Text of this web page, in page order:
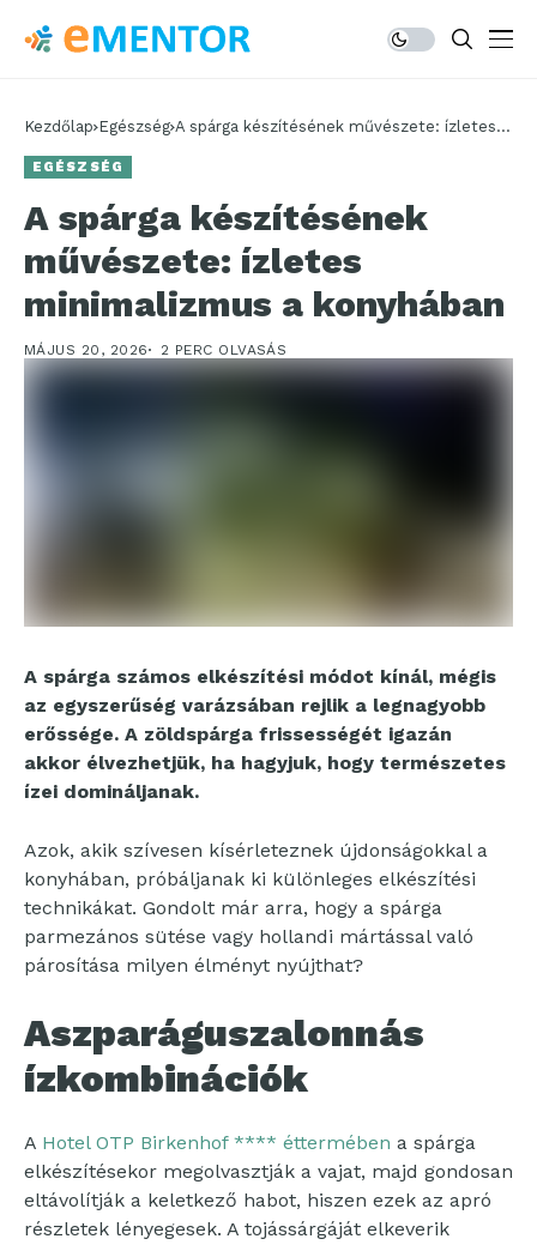
Kezdőlap Egészség A spárga készítésének művészete: ízletes
EGÉSZSÉG
A spárga készítésének
művészete: ízletes
minimalizmus a konyhában
MÁJUS 20, 2026 2 PERC OLVASÁS
A spárga számos elkészítési módot kínál, mégis
az egyszerűség varázsában rejlik a legnagyobb
erőssége. A zöldspárga frissességét igazán
akkor élvezhetjük, ha hagyjuk, hogy természetes
ízei domináljanak.
Azok, akik szívesen kísérleteznek újdonságokkal a
konyhában, próbáljanak ki különleges elkészítési
technikákat. Gondolt már arra, hogy a spárga
parmezános sütése vagy hollandi mártással való
párosítása milyen élményt nyújthat?
Aszparáguszalonnás
ízkombinációk
A Hotel OTP Birkenhof **** éttermében a spárga
elkészítésekor megolvasztják a vajat, majd gondosan
eltávolítják a keletkező habot, hiszen ezek az apró
részletek lényegesek. A tojássárgáját elkeverik